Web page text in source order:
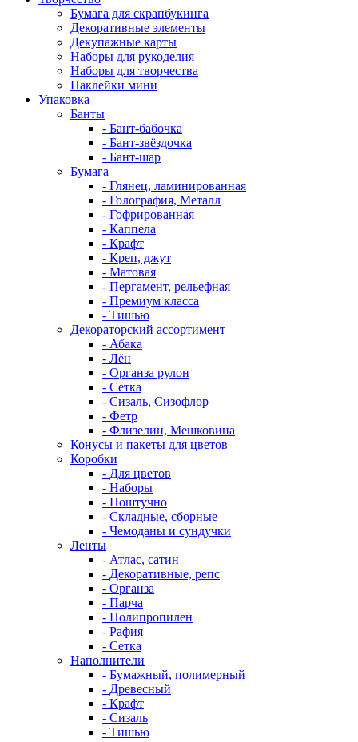
Бумага для скрапбукинга
Декоративные элементы
Декупажные карты
Наборы для рукоделия
Наборы для творчества
Наклейки мини
Упаковка
Банты
- Бант-бабочка
- Бант-звёздочка
- Бант-шар
Бумага
- Глянец, ламинированная
- Голография, Металл
- Гофрированная
- Каппела
- Крафт
- Креп, джут
- Матовая
- Пергамент, рельефная
- Премиум класса
- Тишью
Декораторский ассортимент
- Абака
- Лён
- Органза рулон
- Сетка
- Сизаль, Сизофлор
- Фетр
- Флизелин, Мешковина
Конусы и пакеты для цветов
Коробки
- Для цветов
- Наборы
- Поштучно
- Складные, сборные
- Чемоданы и сундучки
Ленты
- Атлас, сатин
- Декоративные, репс
- Органза
- Парча
- Полипропилен
- Рафия
- Сетка
Наполнители
- Бумажный, полимерный
- Древесный
- Крафт
- Сизаль
- Тишью